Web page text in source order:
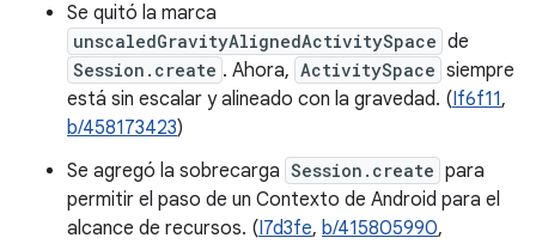
Se quitó la marca
unscaledGravityAlignedActivitySpace de
Session.create . Ahora, ActivitySpace siempre
está sin escalar y alineado con la gravedad. (If6f11,
b/458173423)
Se agregó la sobrecarga Session.create para
permitir el paso de un Contexto de Android para el
alcance de recursos. (I7d3fe, b/415805990,